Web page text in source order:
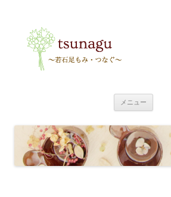
メニュー
ツ
へ
ス
キ
ッ